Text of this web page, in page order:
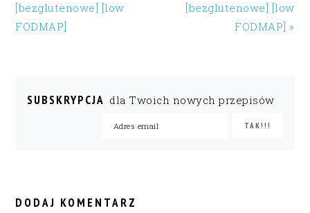
[bezglutenowe] [low
FODMAP]
[bezglutenowe] [low
FODMAP] »
SUBSKRYPCJA dla Twoich nowych przepisów
INTERACTIONS
DODAJ KOMENTARZ